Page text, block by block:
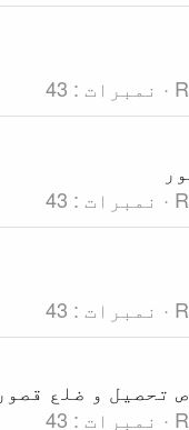
نمبرات 43
نمبرات 43
نمبرات 43
تحصیل و ضلع قصور
نمبرات 43